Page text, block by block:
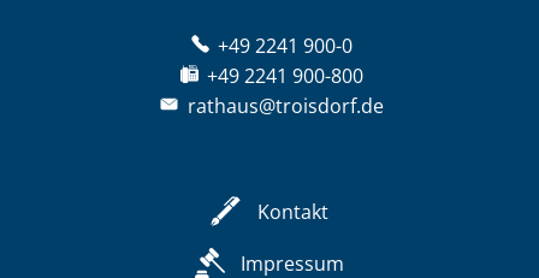
+49 2241 900-0
+49 2241 900-800
rathaus@troisdorf.de
Kontakt
Impressum